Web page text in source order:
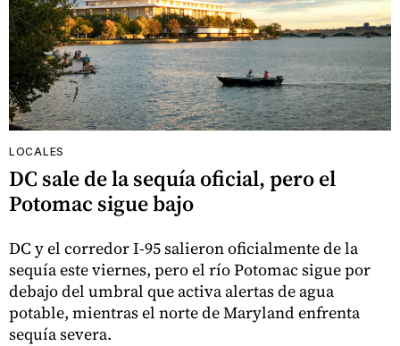
LOCALES
DC sale de la sequía oficial, pero el
Potomac sigue bajo
DC y el corredor I-95 salieron oficialmente de la
sequía este viernes, pero el río Potomac sigue por
debajo del umbral que activa alertas de agua
potable, mientras el norte de Maryland enfrenta
sequía severa.